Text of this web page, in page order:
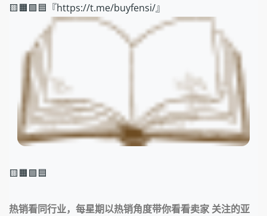
🟨🟧🟩🟦『https://t.me/buyfensi/』
🟨🟧🟩🟦
热销看同行业，每星期以热销角度带你看看卖家 关注的亚